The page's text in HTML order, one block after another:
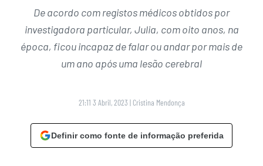
De acordo com registos médicos obtidos por
investigadora particular, Julia, com oito anos, na
época, ficou incapaz de falar ou andar por mais de
um ano após uma lesão cerebral
21:11 3 Abril, 2023 | Cristina Mendonça
Definir como fonte de informação preferida